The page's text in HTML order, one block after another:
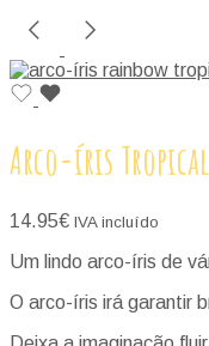
Arco-íris
14.95€ IVA incluído
Um lindo arco-íris de
O arco-íris irá garantir